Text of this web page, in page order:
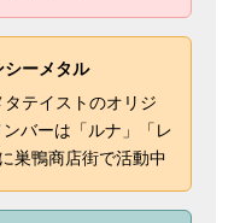
シーメタル
タテイストのオリジ
バーは「ルナ」「レ
巣鴨商店街で活動中